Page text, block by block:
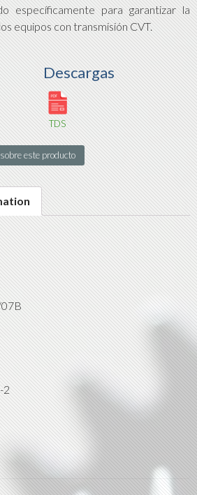
específicamente para garantizar la
equipos con transmisión CVT.
Descargas
TDS
este producto
2